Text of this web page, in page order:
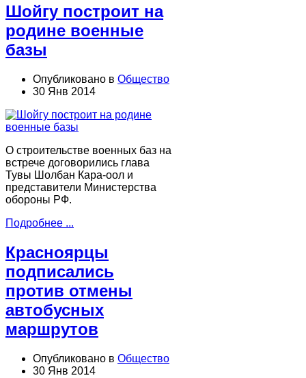
Шойгу построит на
родине военные
базы
Опубликовано в Общество
30 Янв 2014
О строительстве военных баз на
встрече договорились глава
Тувы Шолбан Кара-оол и
представители Министерства
обороны РФ.
Подробнее ...
Красноярцы
подписались
против отмены
автобусных
маршрутов
Опубликовано в Общество
30 Янв 2014